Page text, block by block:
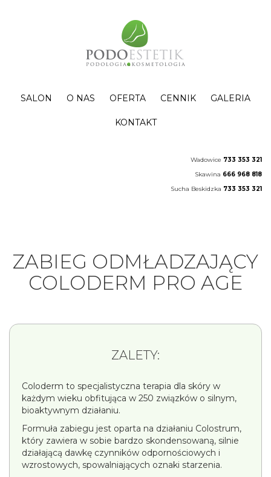
SALON O NAS OFERTA CENNIK GALERIA
KONTAKT
Wadowice 733 353 321
Skawina 666 968 818
Sucha Beskidzka 733 353 321
ZABIEG ODMŁADZAJĄCY
COLODERM PRO AGE
ZALETY:
Coloderm to specjalistyczna terapia dla skóry w
każdym wieku obfitująca w 250 związków o silnym,
bioaktywnym działaniu.
Formuła zabiegu jest oparta na działaniu Colostrum,
który zawiera w sobie bardzo skondensowaną, silnie
działającą dawkę czynników odpornościowych i
wzrostowych, spowalniających oznaki starzenia.